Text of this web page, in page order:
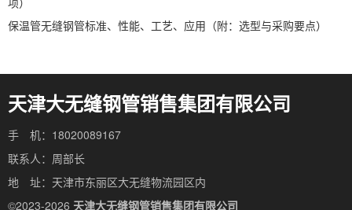
保温管无缝钢管标准、性能、工艺、应用（附：选型与采购要点）
天津大无缝钢管销售集团有限公司
手 机：18020089167
联系人：周部长
地 址：天津市东丽区大无缝物流园区内
©2023-2026 天津大无缝钢管销售集团有限公司